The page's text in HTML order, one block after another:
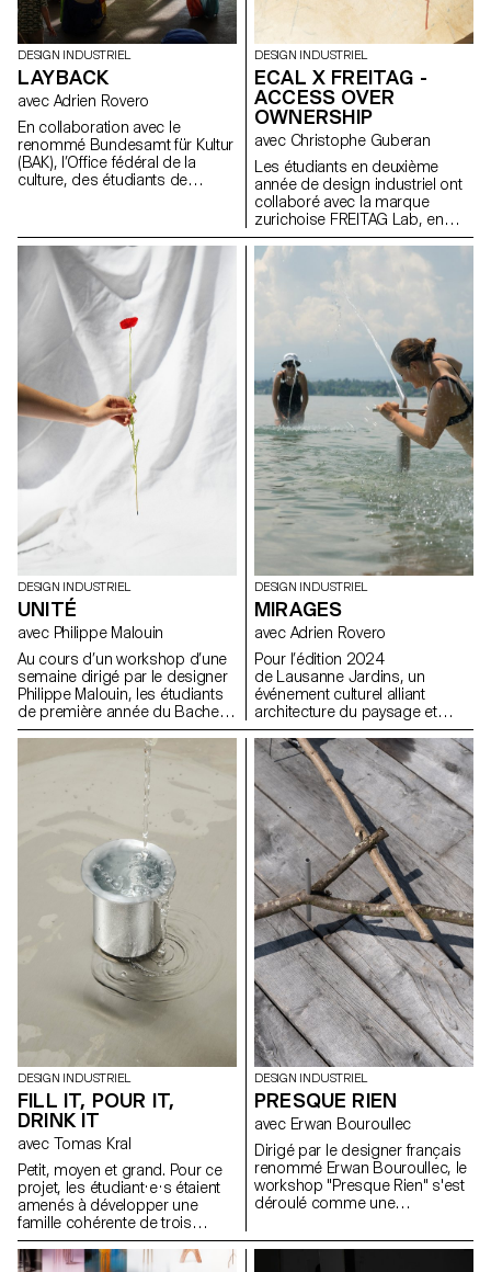
DESIGN INDUSTRIEL
LAYBACK
avec Adrien Rovero
En collaboration avec le
renommé Bundesamt für Kultur
(BAK), l’Office fédéral de la
culture, des étudiants de
direction d’Adrien Rovero, ont
conçu l’espace de médiation
de l’exposition des Swiss
Design Awards à Bâle, qui se
tiendra pendant la foire Art
Basel en juin 2024.
DESIGN INDUSTRIEL
ECAL X FREITAG -
ACCESS OVER
OWNERSHIP
avec Christophe Guberan
Les étudiants en deuxième
année de design industriel ont
collaboré avec la marque
zurichoise FREITAG Lab, en
tirant parti de leur expertise en
sensibilisation
environnementale, en
surcyclage de matériaux et en
économie circulaire. En
s'appuyant sur le manifeste de
FREITAG, ils ont développé de
nouveaux produits partagés
axés sur le principe de «
access over ownership ».
DESIGN INDUSTRIEL
UNITÉ
avec Philippe Malouin
Au cours d’un workshop d’une
semaine dirigé par le designer
Philippe Malouin, les étudiants
de première année du Bachelor
en Design Industriel ont conçu
et réalisé des soliflores, chacun
destiné à accueillir une fleur
unique de leur choix.
DESIGN INDUSTRIEL
MIRAGES
avec Adrien Rovero
Pour l’édition 2024
de Lausanne Jardins, un
événement culturel alliant
architecture du paysage et
réflexion sur la ville, les
étudiant.e.s BA de 2e année ont
été invité.e.s à concevoir une
installation éphémère. Le
temps d’un été, la
manifestation propose une
série d’installations éphémères
disséminées sur le territoire
lausannois, dont certaines
préfigurent les transformations
urbanistiques et paysagères de
la ville.
DESIGN INDUSTRIEL
FILL IT, POUR IT,
DRINK IT
avec Tomas Kral
Petit, moyen et grand. Pour ce
projet, les étudiant·e·s étaient
amenés à développer une
famille cohérente de trois
récipients ou simplement trois
contenants indépendants ayant
DESIGN INDUSTRIEL
PRESQUE RIEN
avec Erwan Bouroullec
Dirigé par le designer français
renommé Erwan Bouroullec, le
workshop "Presque Rien" s'est
déroulé comme une
design dans le site de sa ferme